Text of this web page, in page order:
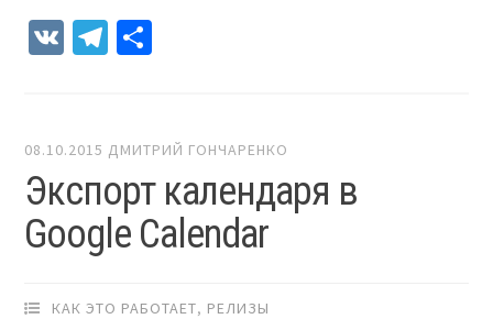
VK Telegram
08.10.2015 ДМИТРИЙ ГОНЧАРЕНКО
Экспорт календаря в
Google Calendar
КАК ЭТО РАБОТАЕТ, РЕЛИЗЫ